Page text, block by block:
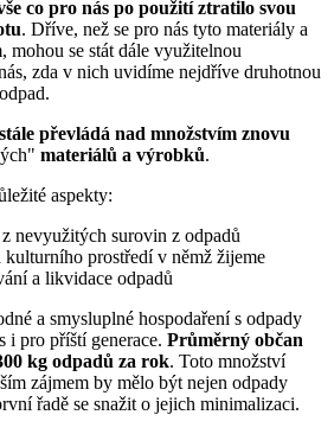
co pro nás po použití ztratilo svou
. Dříve, než se pro nás tyto materiály a
mohou se stát dále využitelnou
zda v nich uvidíme nejdříve druhotnou
převládá nad množstvím znovu
materiálů a výrobků.
aspekty:
nevyužitých surovin z odpadů
prostředí v němž žijeme
a likvidace odpadů
a smysluplné hospodaření s odpady
i pro příští generace. Průměrný občan
kg odpadů za rok. Toto množství
zájmem by mělo být nejen odpady
řadě se snažit o jejich minimalizaci.